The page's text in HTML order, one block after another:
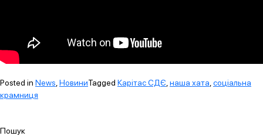
Posted in News НовиниTagged Карітас СДЄ наша хата соціальна
крамниця
Пошук